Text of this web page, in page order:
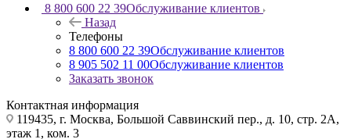
8 800 600 22 39Обслуживание клиентов
Назад
Телефоны
8 800 600 22 39Обслуживание клиентов
8 905 502 11 00Обслуживание клиентов
Заказать звонок
Контактная информация
119435, г. Москва, Большой Саввинский пер., д. 10, стр. 2А,
этаж 1, ком. 3